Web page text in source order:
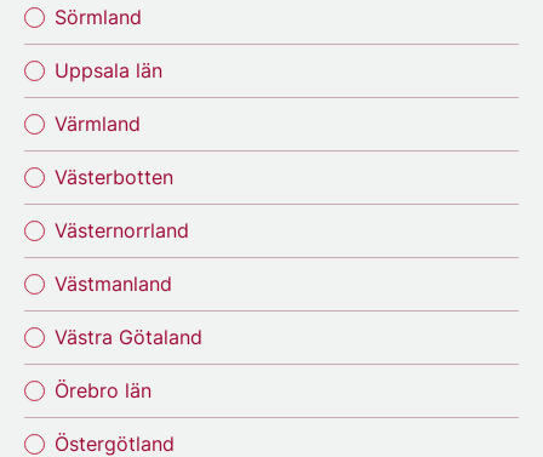
Sörmland
Uppsala län
Värmland
Västerbotten
Västernorrland
Västmanland
Västra Götaland
Örebro län
Östergötland